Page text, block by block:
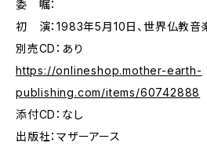
委 嘱：
初 演：1983年5月10日、世界仏教音
別売CD：あり
https://onlineshop.mother-earth-
publishing.com/items/60742888
添付CD：なし
出版社：マザーアース